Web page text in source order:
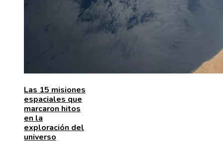
Las 15 misiones
espaciales que
marcaron hitos
en la
exploración del
universo